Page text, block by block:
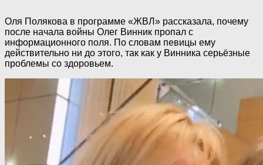
Оля Полякова в программе «ЖВЛ» рассказала, почему
после начала вoйны Олег Винник пропал с
информационного поля. По словам певицы ему
действительно ни до этого, так как у Винника серьёзные
проблемы со здоровьем.